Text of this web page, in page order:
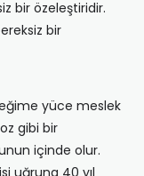
bir özeleştiridir.
bir
yüce meslek
gibi bir
içinde olur.